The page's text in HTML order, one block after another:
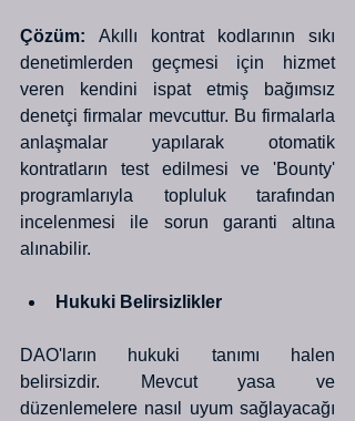
Çözüm: Akıllı kontrat kodlarının sıkı
denetimlerden geçmesi için hizmet
veren kendini ispat etmiş bağımsız
denetçi firmalar mevcuttur. Bu firmalarla
anlaşmalar yapılarak otomatik
kontratların test edilmesi ve 'Bounty'
programlarıyla topluluk tarafından
incelenmesi ile sorun garanti altına
alınabilir.
Hukuki Belirsizlikler
DAO'ların hukuki tanımı halen
belirsizdir. Mevcut yasa ve
düzenlemelere nasıl uyum sağlayacağı